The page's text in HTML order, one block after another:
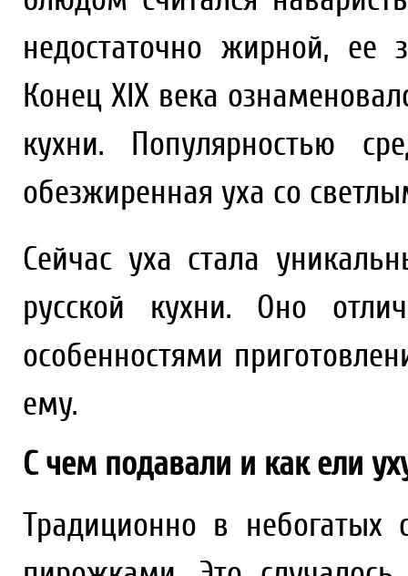
недостаточно жирной, ее
Конец XIX века
кухни. Популярностью
обезжиренная уха со
Сейчас уха стала
русской кухни. Оно
особенностями
ему.
С чем подавали и как ели
Традиционно в небогатых